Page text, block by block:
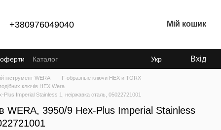
+380976049040 Мій кошик
оферти Каталог Укр Вхід
інструмент WERA
Г-образные ключи HEX и TORX
ключів HEX Wera
Plus Imperial Stainless 1, неіржавка сталь, 05022721001
WERA, 3950/9 Hex-Plus Imperial Stainless